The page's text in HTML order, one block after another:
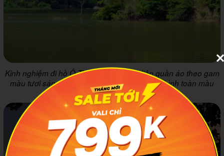
Kinh nghiệm đi hồ Ô Thum là bạn nên diện quần áo theo gam
màu tươi sáng để có thể nổi bật giữa khung hình toàn màu
xanh nhé!